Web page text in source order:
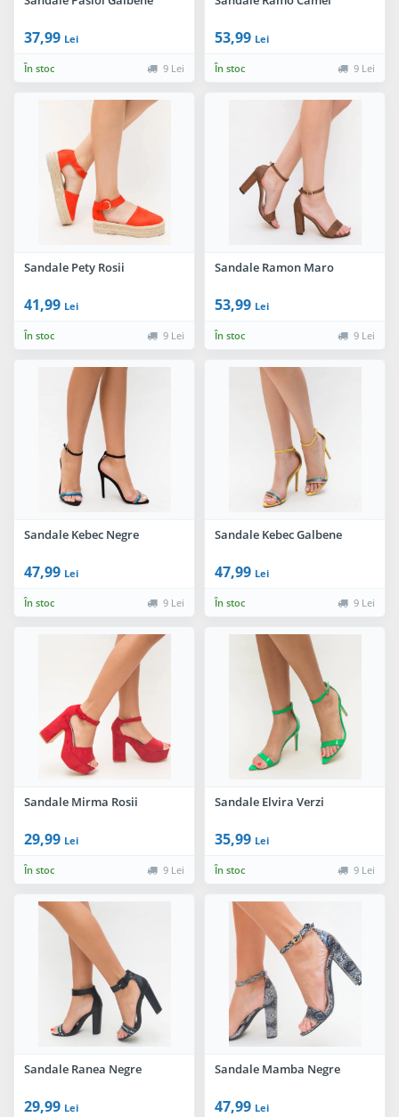
37,99 Lei
În stoc 9 Lei
53,99 Lei
În stoc 9 Lei
Sandale Pety Rosii
41,99 Lei
În stoc 9 Lei
Sandale Ramon Maro
53,99 Lei
În stoc 9 Lei
Sandale Kebec Negre
47,99 Lei
În stoc 9 Lei
Sandale Kebec Galbene
47,99 Lei
În stoc 9 Lei
Sandale Mirma Rosii
29,99 Lei
În stoc 9 Lei
Sandale Elvira Verzi
35,99 Lei
În stoc 9 Lei
Sandale Ranea Negre
29,99 Lei
Sandale Mamba Negre
47,99 Lei